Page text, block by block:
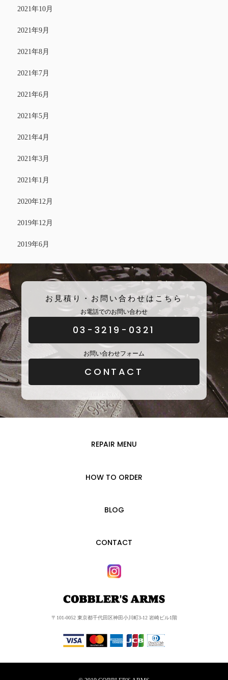
2021年10月
2021年9月
2021年8月
2021年7月
2021年6月
2021年5月
2021年4月
2021年3月
2021年1月
2020年12月
2019年12月
2019年6月
お見積り・お問い合わせはこちら
お電話でのお問い合わせ
03-3219-0321
お問い合わせフォーム
CONTACT
REPAIR MENU
HOW TO ORDER
BLOG
CONTACT
〒101-0052 東京都千代田区神田小川町3-12 岩崎ビル1階